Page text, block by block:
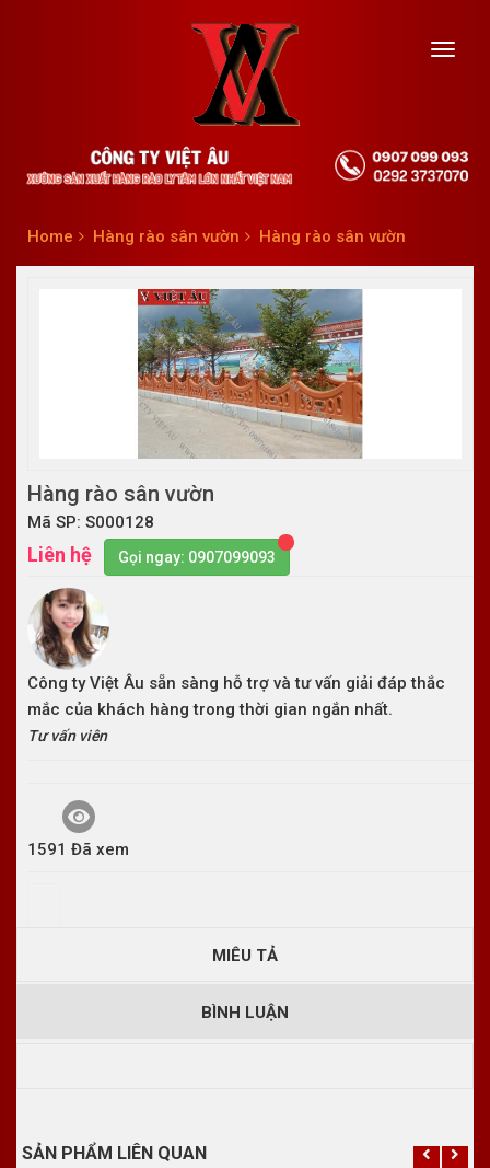
Home Hàng rào sân vườn Hàng rào sân vườn
Hàng rào sân vườn
Mã SP: S000128
Liên hệ Gọi ngay: 0907099093
Công ty Việt Âu sẵn sàng hỗ trợ và tư vấn giải đáp thắc
mắc của khách hàng trong thời gian ngắn nhất.
Tư vấn viên
1591 Đã xem
MIÊU TẢ
BÌNH LUẬN
SẢN PHẨM LIÊN QUAN